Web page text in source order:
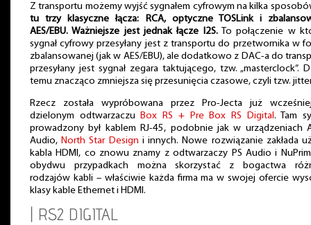
Z transportu możemy wyjść sygnałem cyfrowym na kilka
tu trzy klasyczne łącza: RCA, optyczne TOSLink i
AES/EBU. Ważniejsze jest jednak łącze I2S.To połączenie w
sygnał cyfrowy przesyłany jest z transportu do przetwornika w
zbalansowanej (jak w AES/EBU), ale dodatkowo z DAC-a do
przesyłany jest sygnał zegara taktującego, tzw. „masterclock”.
temu znacząco zmniejsza się przesunięcia czasowe, czyli tzw.
Rzecz została wypróbowana przez Pro-Jecta już
dzielonym odtwarzaczuBox RS + Pre Box RS Digital. Tam
prowadzony był kablem RJ-45, podobnie jak w urządzeniach
Audio,North Star Design i innych. Nowe rozwiązanie zakłada
kabla HDMI, co znowu znamy z odtwarzaczy PS Audio i
obydwu przypadkach można skorzystać z bogactwa
rodzajów kabli – właściwie każda firma ma w swojej ofercie
klasy kable Ethernet i HDMI.
| RS2 DIGITAL